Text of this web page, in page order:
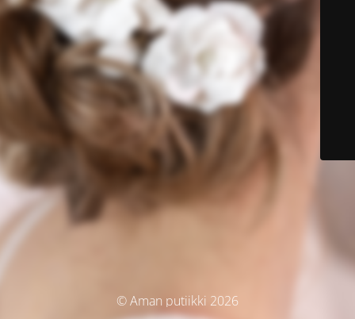
© Aman putiikki 2026